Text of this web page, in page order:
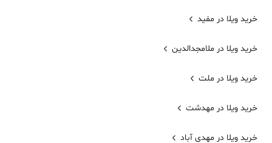
خرید ویلا در مفید
خرید ویلا در ملامجدالدین
خرید ویلا در ملت
خرید ویلا در مهدشت
خرید ویلا در مهدی آباد